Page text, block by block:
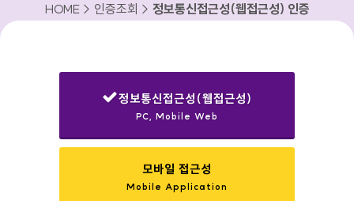
HOME > 인증조회 > 정보통신접근성(웹접근성) 인증
정보통신접근성(웹접근성)
PC, Mobile Web
모바일 접근성
Mobile Application